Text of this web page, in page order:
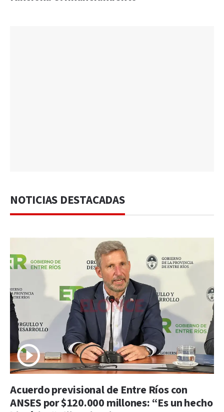
NOTICIAS DESTACADAS
Acuerdo previsional de Entre Ríos con
ANSES por $120.000 millones: “Es un hecho